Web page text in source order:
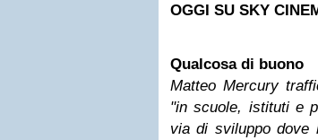
OGGI SU SKY
Qualcosa di buono
Matteo Mercury
"in scuole, istituti e
via di sviluppo dove